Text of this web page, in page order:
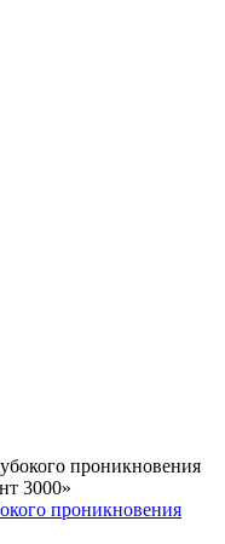
проникновения